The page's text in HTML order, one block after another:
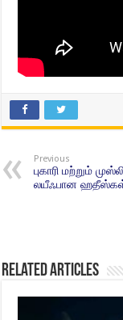
Previous
புகாரி மற்றும்
லயீஃபான
Related Articles